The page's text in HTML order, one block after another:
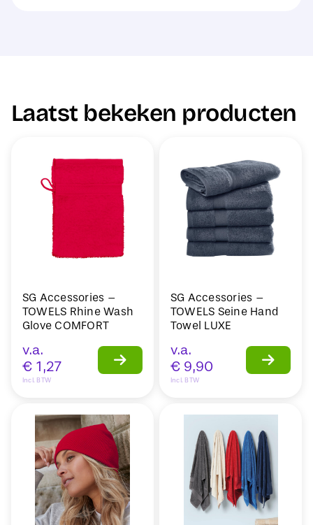
Laatst bekeken producten
SG Accessories –
TOWELS Rhine Wash
Glove COMFORT
v.a.
€ 1,27
Incl. BTW
SG Accessories –
TOWELS Seine Hand
Towel LUXE
v.a.
€ 9,90
Incl. BTW